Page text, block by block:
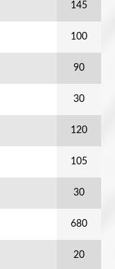
145
100
90
30
120
105
30
680
20